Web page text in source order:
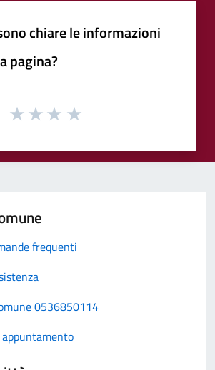
chiare le informazioni
pagina?
frequenti
0536850114